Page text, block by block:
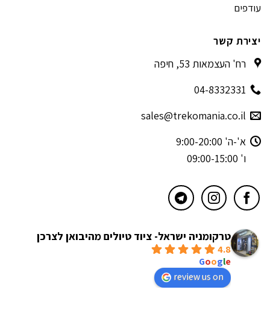
עודפים
יצירת קשר
רח' העצמאות 53, חיפה
04-8332331
sales@trekomania.co.il
א'-ה' 9:00-20:00
ו' 09:00-15:00
טרקומניה ישראל- ציוד טיולים מהיבואן לצרכן
4.8
Google
review us on